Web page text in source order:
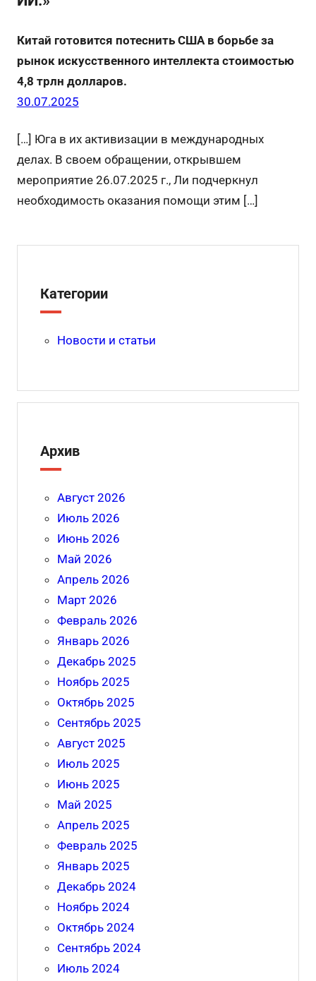
ki
и
ть
Китай готовится потеснить США в борьбе за
рынок искусственного интеллекта стоимостью
4,8 трлн долларов.
30.07.2025
[…] Юга в их активизации в международных
делах. В своем обращении, открывшем
мероприятие 26.07.2025 г., Ли подчеркнул
необходимость оказания помощи этим […]
Категории
Новости и статьи
Архив
Август 2026
Июль 2026
Июнь 2026
Май 2026
Апрель 2026
Март 2026
Февраль 2026
Январь 2026
Декабрь 2025
Ноябрь 2025
Октябрь 2025
Сентябрь 2025
Август 2025
Июль 2025
Июнь 2025
Май 2025
Апрель 2025
Февраль 2025
Январь 2025
Декабрь 2024
Ноябрь 2024
Октябрь 2024
Сентябрь 2024
Июль 2024